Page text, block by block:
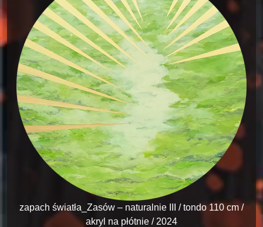
zapach światła_Zasów – naturalnie III / tondo 110 cm /
akryl na płótnie / 2024